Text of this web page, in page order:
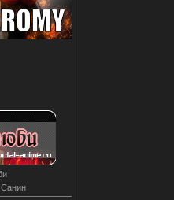
Санин